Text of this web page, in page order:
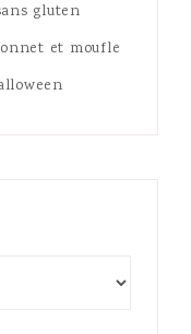
gluten
et moufle